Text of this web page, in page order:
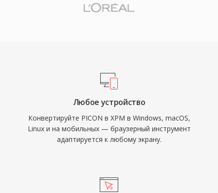
Любое устройство
Конвертируйте PICON в XPM в Windows, macOS,
Linux и на мобильных — браузерный инструмент
адаптируется к любому экрану.